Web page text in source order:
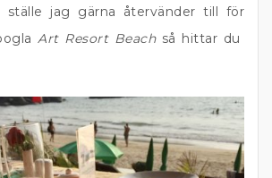
jag gärna återvänder till för
Art Resort Beachså hittar du